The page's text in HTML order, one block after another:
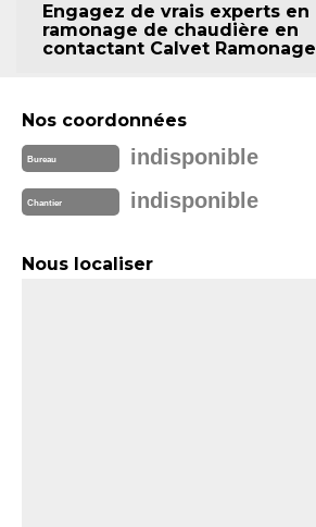
Engagez de vrais experts en
ramonage de chaudière en
contactant Calvet Ramonage
Nos coordonnées
Bureau indisponible
Chantier indisponible
Nous localiser